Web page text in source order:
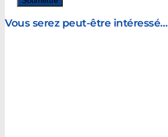
Vous serez peut-être intéressé…